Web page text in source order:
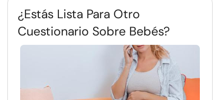
¿Estás Lista Para Otro
Cuestionario Sobre Bebés?